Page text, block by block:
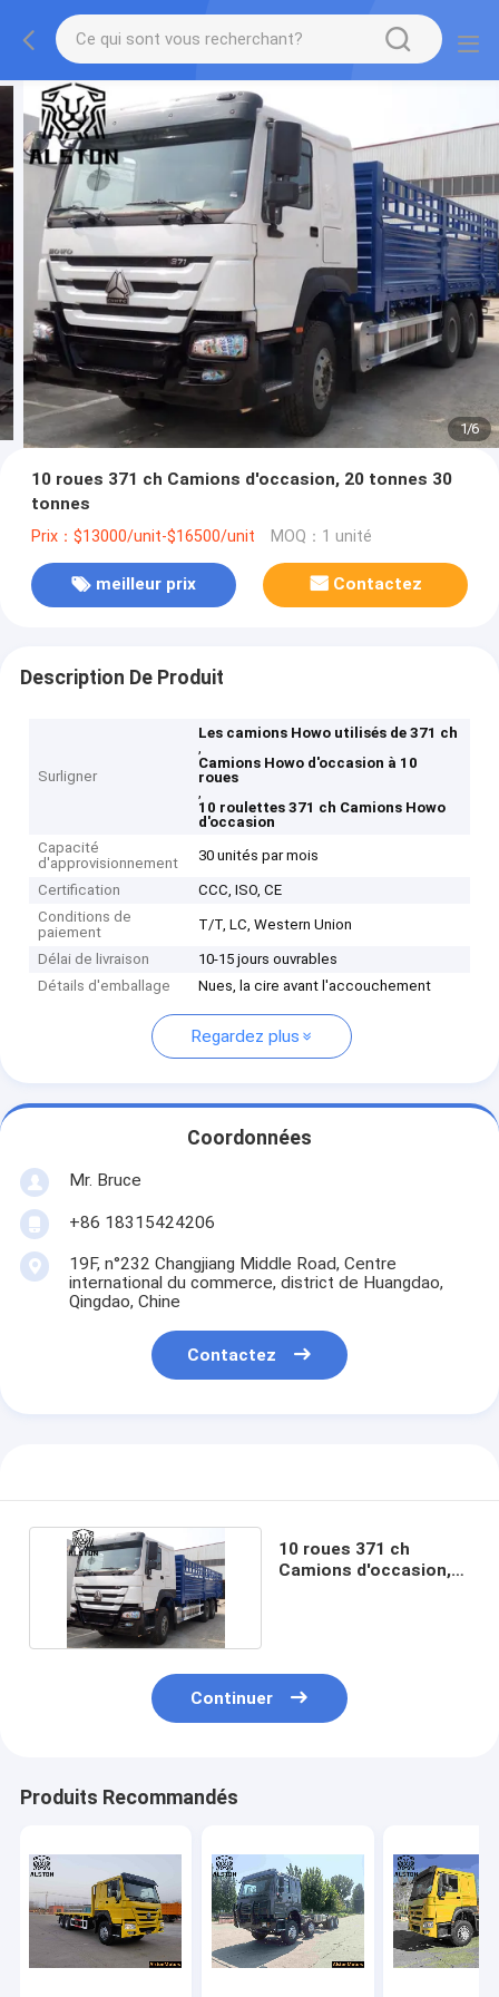
1/6
10 roues 371 ch Camions d'occasion, 20 tonnes 30
tonnes
Prix：$13000/unit-$16500/unit MOQ：1 unité
meilleur prix Contactez
Description De Produit
Surligner
Les camions Howo utilisés de 371 ch
,
Camions Howo d'occasion à 10
roues
,
10 roulettes 371 ch Camions Howo
d'occasion
Capacité
d'approvisionnement
30 unités par mois
Certification
CCC, ISO, CE
Conditions de
paiement
T/T, LC, Western Union
Délai de livraison
10-15 jours ouvrables
Détails d'emballage
Nues, la cire avant l'accouchement
Regardez plus
Coordonnées
Mr. Bruce
+86 18315424206
19F, n°232 Changjiang Middle Road, Centre
international du commerce, district de Huangdao,
Qingdao, Chine
Contactez
10 roues 371 ch
Camions d'occasion,
Continuer
Produits Recommandés